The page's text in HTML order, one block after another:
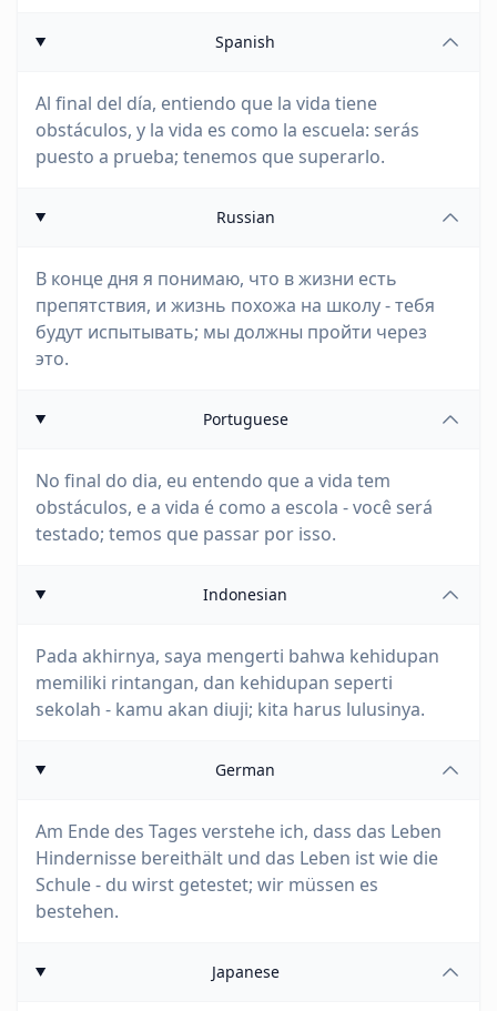
Spanish
Al final del día, entiendo que la vida tiene
obstáculos, y la vida es como la escuela: serás
puesto a prueba; tenemos que superarlo.
Russian
В конце дня я понимаю, что в жизни есть
препятствия, и жизнь похожа на школу - тебя
будут испытывать; мы должны пройти через
это.
Portuguese
No final do dia, eu entendo que a vida tem
obstáculos, e a vida é como a escola - você será
testado; temos que passar por isso.
Indonesian
Pada akhirnya, saya mengerti bahwa kehidupan
memiliki rintangan, dan kehidupan seperti
sekolah - kamu akan diuji; kita harus lulusinya.
German
Am Ende des Tages verstehe ich, dass das Leben
Hindernisse bereithält und das Leben ist wie die
Schule - du wirst getestet; wir müssen es
bestehen.
Japanese